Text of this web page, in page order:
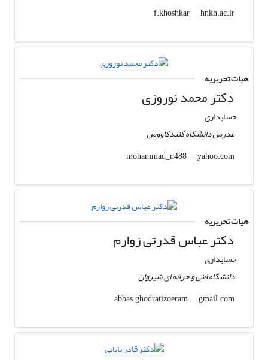
f.khoshkar
hnkh.ac.ir
هیات تحریریه
دکتر محمد نوروزی
حسابداری
مدرس دانشگاه گنبدکاووس
mohammad_n488
yahoo.com
هیات تحریریه
دکتر عباس قدرتی زوارم
حسابداری
دانشگاه فنی و حرفه ای شیروان
abbas.ghodratizoeram
gmail.com